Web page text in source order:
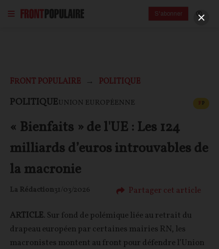
S'abonner
FRONT POPULAIRE POLITIQUE
POLITIQUEUNION EUROPÉENNE FP
« Bienfaits » de l'UE : Les 124
milliards d’euros introuvables de
la macronie
La Rédaction31/03/2026 Partager cet article
ARTICLE. Sur fond de polémique liée au retrait du
drapeau européen par certaines mairies RN, les
macronistes montent au front pour défendre l’Union